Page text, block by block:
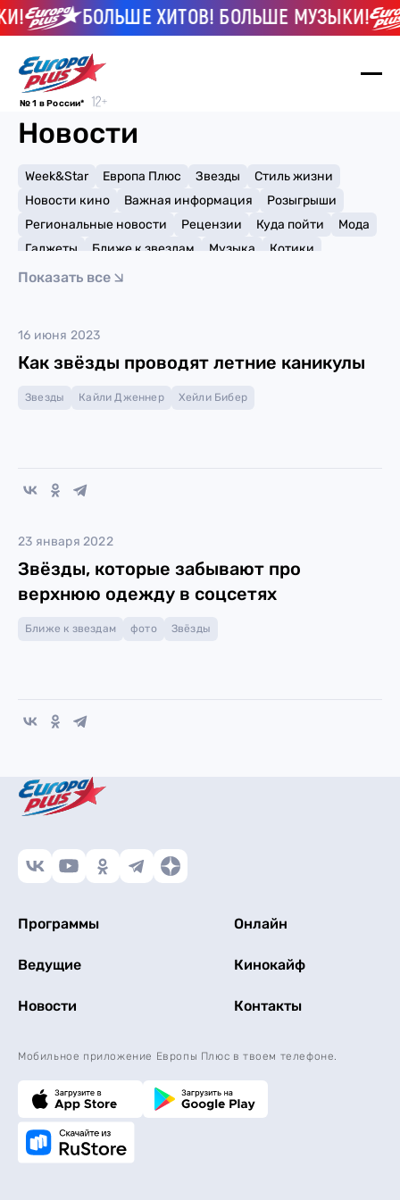
БОЛЬШЕ ХИТОВ! БОЛЬШЕ МУЗЫКИ!
№ 1 в России*
Новости
Week&Star Европа Плюс Звезды
Стиль жизни
Новости кино
Важная информация
Розыгрыши
Региональные новости
Рецензии Куда пойти
Мода
Гаджеты
Ближе к звездам Музыка
Котики
Мемы и тренды
Показать все
16 июня 2023
Как звёзды проводят летние каникулы
Звезды Кайли Дженнер Хейли Бибер
23 января 2022
Звёзды, которые забывают про
верхнюю одежду в соцсетях
Ближе к звездам фото Звёзды
Программы Онлайн
Ведущие Кинокайф
Новости Контакты
Мобильное приложение Европы Плюс в твоем телефоне.